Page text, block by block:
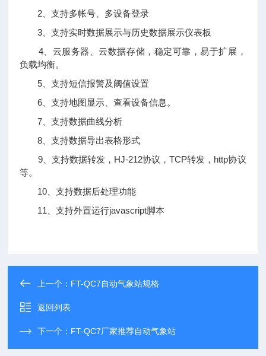
2、支持多帐号、多设备登录
3、支持实时数据展示与历史数据展示仪表板
4、云服务器、云数据存储，稳定可靠，易于扩展，
负载均衡。
5、支持短信报警及阈值设置
6、支持地图显示、查看设备信息。
7、支持数据曲线分析
8、支持数据导出表格形式
9、支持数据转发，HJ-212协议，TCP转发，http协议
等。
10、支持数据后处理功能
11、支持外置运行javascript脚本
上一个： FT-QC7自动气象站规格
返回列表
下一个： FT-QC7厂家推荐自动气象站